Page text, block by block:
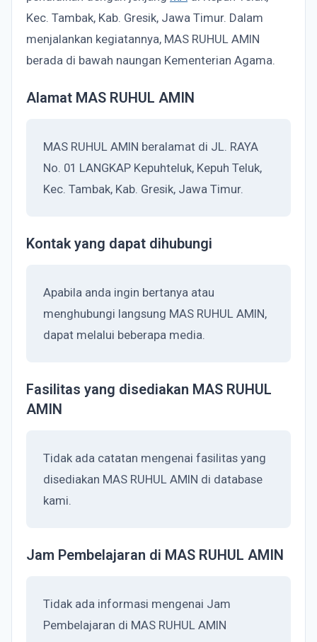
Kec. Tambak, Kab. Gresik, Jawa Timur. Dalam
menjalankan kegiatannya, MAS RUHUL AMIN
berada di bawah naungan Kementerian Agama.
Alamat MAS RUHUL AMIN
MAS RUHUL AMIN beralamat di JL. RAYA
No. 01 LANGKAP Kepuhteluk, Kepuh Teluk,
Kec. Tambak, Kab. Gresik, Jawa Timur.
Kontak yang dapat dihubungi
Apabila anda ingin bertanya atau
menghubungi langsung MAS RUHUL AMIN,
dapat melalui beberapa media.
Fasilitas yang disediakan MAS RUHUL
AMIN
Tidak ada catatan mengenai fasilitas yang
disediakan MAS RUHUL AMIN di database
kami.
Jam Pembelajaran di MAS RUHUL AMIN
Tidak ada informasi mengenai Jam
Pembelajaran di MAS RUHUL AMIN